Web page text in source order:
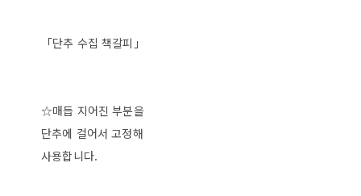
「단추 수집 책갈피」
☆매듭 지어진 부분을
단추에 걸어서 고정해
사용합니다.